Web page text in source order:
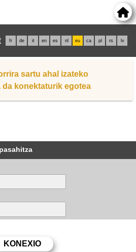
fr de it en es nl eu ca pl rs lv
sartu ahal izateko
da konektaturik egotea